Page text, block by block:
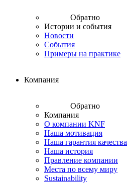
Обратно
Истории и события
Новости
События
Примеры на практике
Компания
Обратно
Компания
О компании KNF
Наша мотивация
Наша гарантия качества
Наша история
Правление компании
Места по всему миру
Sustainability